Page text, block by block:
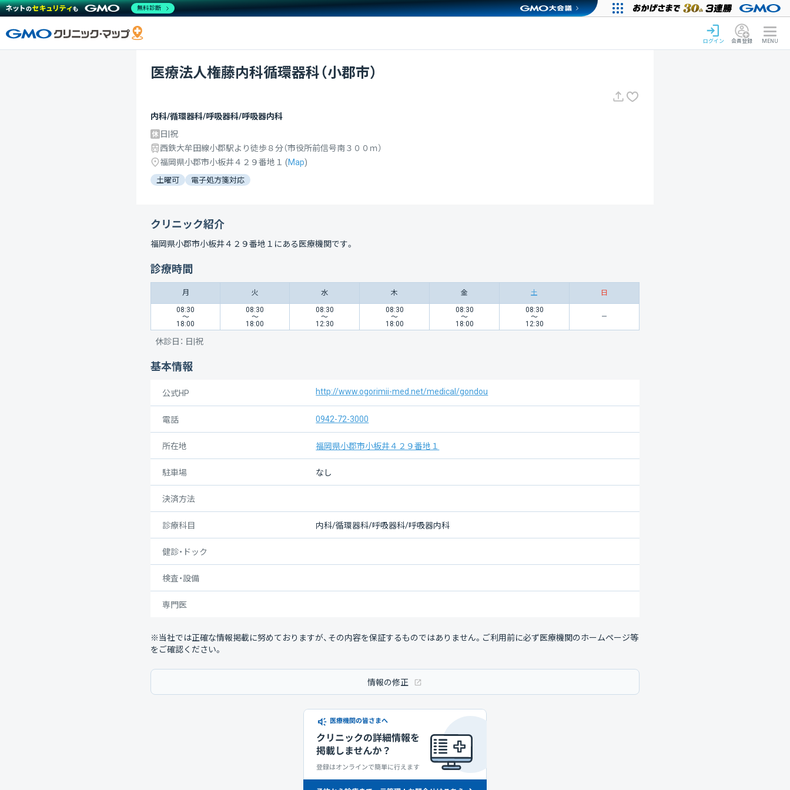
ログイン 会員登録 MENU
医療法人権藤内科循環器科（小郡市）
内科/循環器科/呼吸器科/呼吸器内科
日|祝
西鉄大牟田線小郡駅より徒歩８分（市役所前信号南３００ｍ）
福岡県小郡市小板井４２９番地１ (Map)
土曜可 電子処方箋対応
クリニック紹介
福岡県小郡市小板井４２９番地１ にある医療機関です。
診療時間
月 火 水 木 金 土 日
08:30
〜
18:00
08:30
〜
18:00
08:30
〜
12:30
08:30
〜
18:00
08:30
〜
18:00
08:30
〜
12:30
休診日： 日|祝
基本情報
公式HP http://www.ogorimii-med.net/medical/gondou
電話 0942-72-3000
所在地 福岡県小郡市小板井４２９番地１
駐車場 なし
決済方法
診療科目 内科/循環器科/呼吸器科/呼吸器内科
健診・ドック
検査・設備
専門医
※当社では正確な情報掲載に努めておりますが、その内容を保証するものではありません。ご利用前に必ず医療機関のホームページ等
をご確認ください。
情報の修正
無料診断